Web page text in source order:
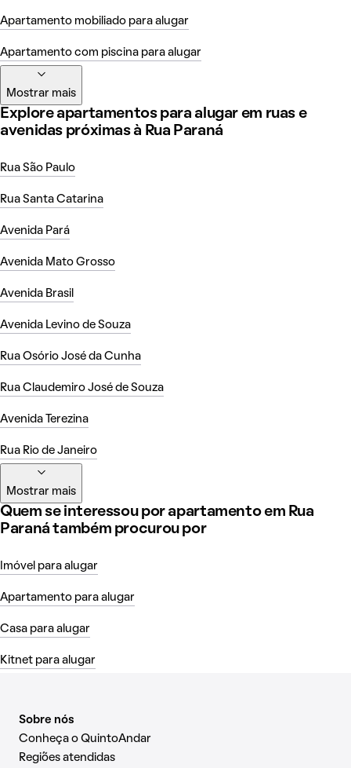
Apartamento mobiliado para alugar
Apartamento com piscina para alugar
Mostrar mais
Explore apartamentos para alugar em ruas e
avenidas próximas à Rua Paraná
Rua São Paulo
Rua Santa Catarina
Avenida Pará
Avenida Mato Grosso
Avenida Brasil
Avenida Levino de Souza
Rua Osório José da Cunha
Rua Claudemiro José de Souza
Avenida Terezina
Rua Rio de Janeiro
Mostrar mais
Quem se interessou por apartamento em Rua
Paraná também procurou por
Imóvel para alugar
Apartamento para alugar
Casa para alugar
Kitnet para alugar
Sobre nós
Conheça o QuintoAndar
Regiões atendidas